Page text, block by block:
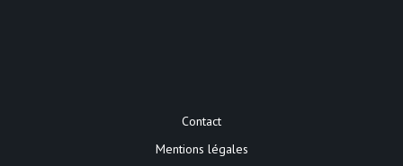
Contact
Mentions légales